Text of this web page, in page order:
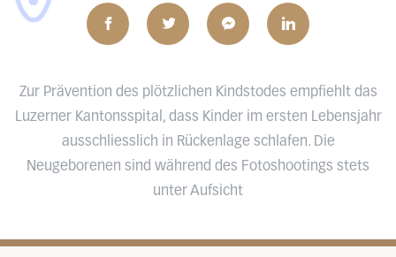
Zur Prävention des plötzlichen Kindstodes empfiehlt das
Luzerner Kantonsspital, dass Kinder im ersten Lebensjahr
ausschliesslich in Rückenlage schlafen. Die
Neugeborenen sind während des Fotoshootings stets
unter Aufsicht